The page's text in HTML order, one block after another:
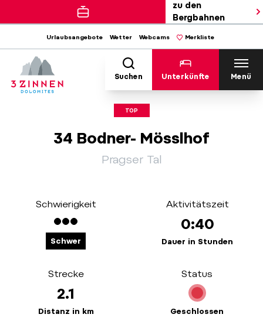
zu den
Bergbahnen
Urlaubsangebote Wetter Webcams Merkliste
Suchen Unterkünfte Menü
TOP
34 Bodner- Mösslhof
Pragser Tal
Schwierigkeit
Schwer
Aktivitätszeit
0:40
Dauer in Stunden
Strecke
2.1
Distanz in km
Status
Geschlossen